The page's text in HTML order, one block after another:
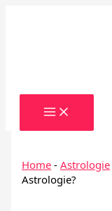
Home -Astrologie
Astrologie?